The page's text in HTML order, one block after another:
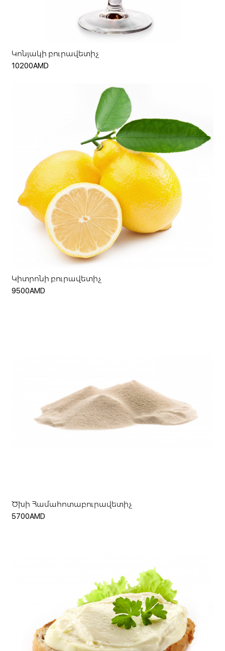
Կոնյակի բուրավետիչ
10200AMD
Կիտրոնի բուրավետիչ
9500AMD
Ավելացնել զամբյուղ
Ծխի Համահոտաբուրավետիչ
5700AMD